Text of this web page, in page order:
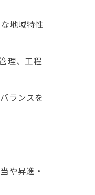
地域特性
理、工程
ランスを
や昇進・